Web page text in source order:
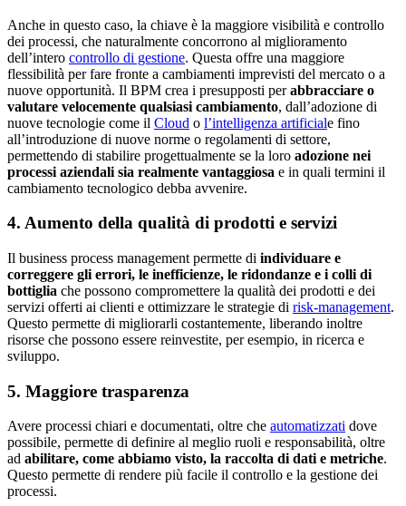
Anche in questo caso, la chiave è la maggiore visibilità e controllo
dei processi, che naturalmente concorrono al miglioramento
dell’intero controllo di gestione. Questa offre una maggiore
flessibilità per fare fronte a cambiamenti imprevisti del mercato o a
nuove opportunità. Il BPM crea i presupposti perabbracciare o
valutare velocemente qualsiasi cambiamento, dall’adozione di
nuove tecnologie come il Cloud o l’intelligenza artificiale fino
all’introduzione di nuove norme o regolamenti di settore,
permettendo di stabilire progettualmente se la loro adozione nei
processi aziendali sia realmente vantaggiosa e in quali termini il
cambiamento tecnologico debba avvenire.
4. Aumento della qualità di prodotti e servizi
Il business process management permette di individuare e
correggere gli errori, le inefficienze, le ridondanze e i colli di
bottiglia che possono compromettere la qualità dei prodotti e dei
servizi offerti ai clienti e ottimizzare le strategie di risk-management.
Questo permette di migliorarli costantemente, liberando inoltre
risorse che possono essere reinvestite, per esempio, in ricerca e
sviluppo.
5. Maggiore trasparenza
Avere processi chiari e documentati, oltre che automatizzati dove
possibile, permette di definire al meglio ruoli e responsabilità, oltre
ad abilitare, come abbiamo visto, la raccolta di dati e metriche.
Questo permette di rendere più facile il controllo e la gestione dei
processi.